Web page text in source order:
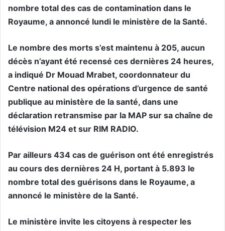
nombre total des cas de contamination dans le
Royaume, a annoncé lundi le ministère de la Santé.
Le nombre des morts s’est maintenu à 205, aucun
décès n’ayant été recensé ces dernières 24 heures,
a indiqué Dr Mouad Mrabet, coordonnateur du
Centre national des opérations d’urgence de santé
publique au ministère de la santé, dans une
déclaration retransmise par la MAP sur sa chaîne de
télévision M24 et sur RIM RADIO.
Par ailleurs 434 cas de guérison ont été enregistrés
au cours des dernières 24 H, portant à 5.893 le
nombre total des guérisons dans le Royaume, a
annoncé le ministère de la Santé.
Le ministère invite les citoyens à respecter les